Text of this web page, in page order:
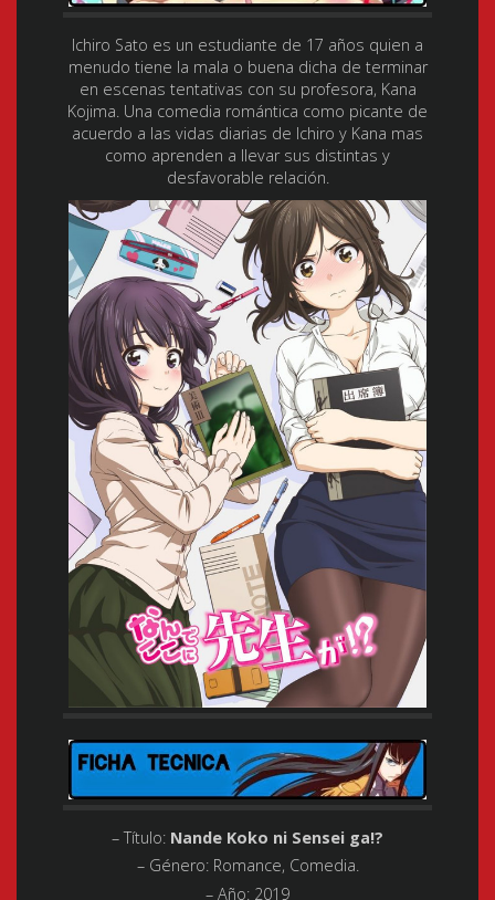
Ichiro Sato es un estudiante de 17 años quien a
menudo tiene la mala o buena dicha de terminar
en escenas tentativas con su profesora, Kana
Kojima. Una comedia romántica como picante de
acuerdo a las vidas diarias de Ichiro y Kana mas
como aprenden a llevar sus distintas y
desfavorable relación.
– Título: Nande Koko ni Sensei ga!?
– Género:Romance, Comedia.
– Año: 2019